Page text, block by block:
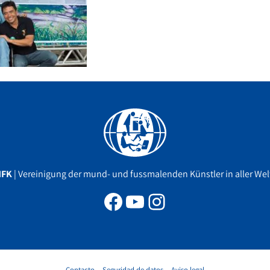
| Vereinigung der mund- und fussmalenden Künstler in aller
Facebook
YouTube
Instagram